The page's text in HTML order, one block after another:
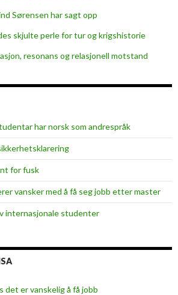
Sørensen har sagt opp
skjulte perle for tur og krigshistorie
resonans og relasjonell motstand
har norsk som andrespråk
for fusk
vansker med å få seg jobb etter master
internasjonale studenter
det er vanskelig å få jobb